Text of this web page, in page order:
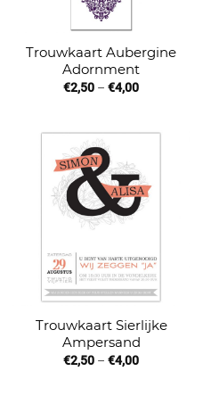
Trouwkaart Aubergine
Adornment
€2,50 – €4,00
Trouwkaart Sierlijke
Ampersand
€2,50 – €4,00